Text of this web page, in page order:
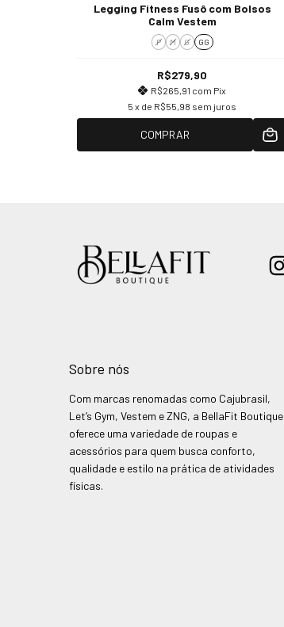
Legging Fitness Fusô com Bolsos
Calm Vestem
P M G GG
R$279,90
R$265,91 com Pix
5 x de R$55,98 sem juros
COMPRAR
Sobre nós
Com marcas renomadas como Cajubrasil,
Let’s Gym, Vestem e ZNG, a BellaFit Boutique
oferece uma variedade de roupas e
acessórios para quem busca conforto,
qualidade e estilo na prática de atividades
físicas.